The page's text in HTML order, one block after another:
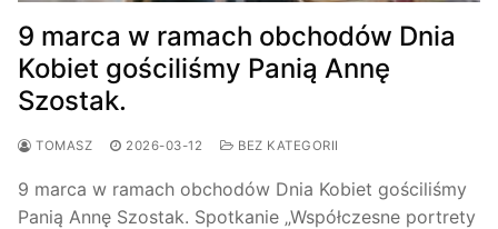
9 marca w ramach obchodów Dnia
Kobiet gościliśmy Panią Annę
Szostak.
TOMASZ 2026-03-12 BEZ KATEGORII
9 marca w ramach obchodów Dnia Kobiet gościliśmy
Panią Annę Szostak. Spotkanie „Współczesne portrety